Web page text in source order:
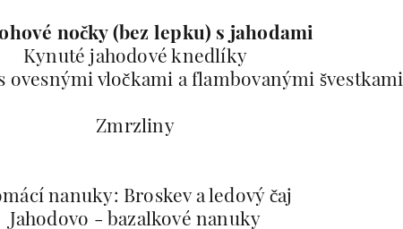
nočky (bez lepku) s jahodami
Kynuté jahodové knedlíky
ovesnými vločkami a flambovanými švestkami
Zmrzliny
nanuky: Broskev a ledový čaj
Jahodovo - bazalkové nanuky